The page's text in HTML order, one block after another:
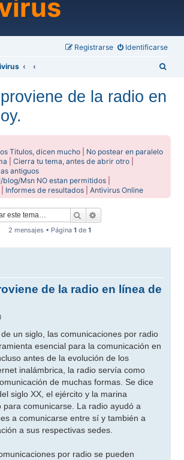
Identificarse
Registrarse
de la radio en
Titulos, dicen mucho
No postear en paralelo
|Cierra tu tema, antes de abrir otro
antiguos
blog/Msn NO estan permitidos
Informes de resultados |Antivirus Online
Buscar
2 mensajes • Página 1 de 1
de la radio en línea de
un siglo, las comunicaciones por radio
esencial para la comunicación en
antes de la evolución de los
inalámbrica, la radio servía como
de muchas formas. Se dice
siglo XX, el ejército y la marina
para comunicarse. La radio ayudó a
a comunicarse entre sí y también a
a sus respectivas sedes.
por radio se pueden